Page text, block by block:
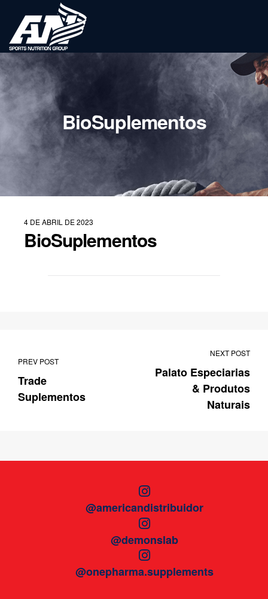
BioSuplementos
4 DE ABRIL DE 2023
BioSuplementos
PREV POST
Trade
Suplementos
NEXT POST
Palato Especiarias
& Produtos
Naturais
@americandistribuidor
@demonslab
@onepharma.supplements